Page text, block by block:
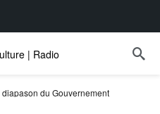
du Gouvernement